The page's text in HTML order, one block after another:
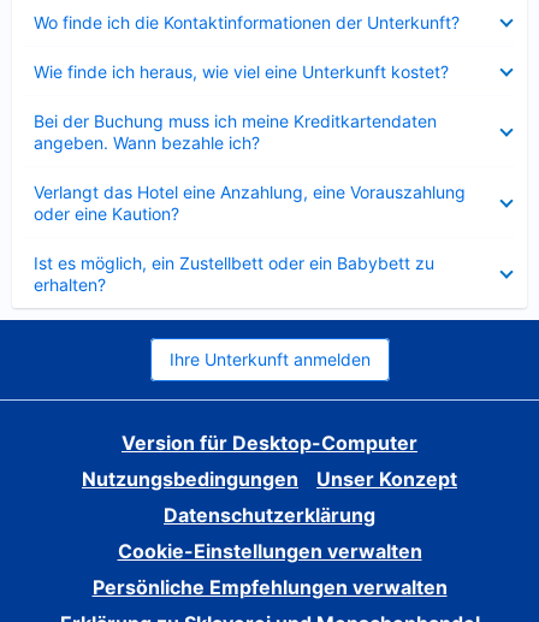
Wo finde ich die Kontaktinformationen der Unterkunft?
Wie finde ich heraus, wie viel eine Unterkunft kostet?
Bei der Buchung muss ich meine Kreditkartendaten
angeben. Wann bezahle ich?
Verlangt das Hotel eine Anzahlung, eine Vorauszahlung
oder eine Kaution?
Ist es möglich, ein Zustellbett oder ein Babybett zu
erhalten?
Ihre Unterkunft anmelden
Version für Desktop-Computer
Nutzungsbedingungen
Unser Konzept
Datenschutzerklärung
Cookie-Einstellungen verwalten
Persönliche Empfehlungen verwalten